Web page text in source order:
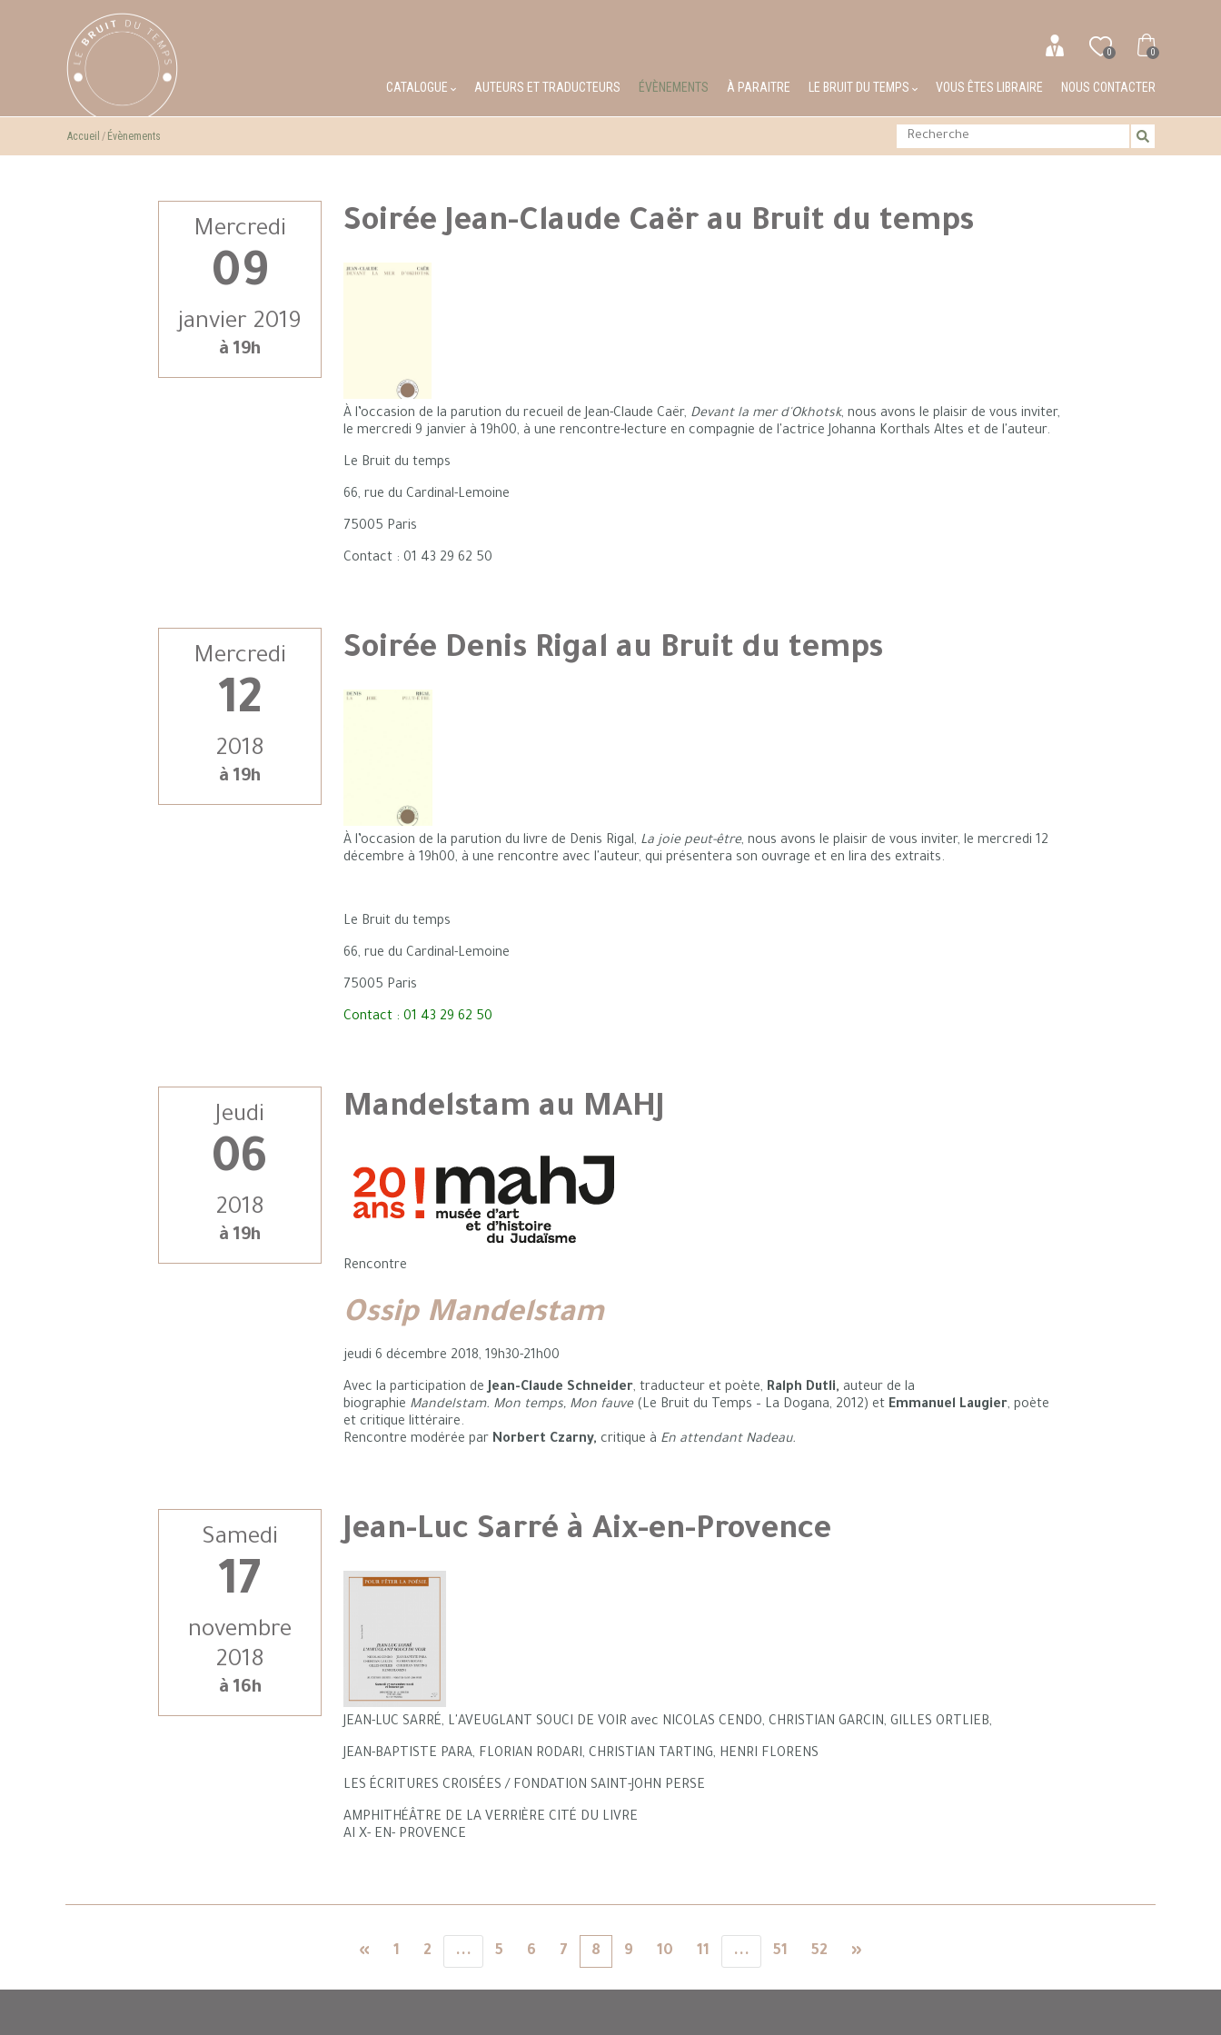
0 0
CATALOGUE AUTEURS ET TRADUCTEURS ÉVÈNEMENTS À PARAITRE LE BRUIT DU TEMPS VOUS ÊTES LIBRAIRE NOUS CONTACTER
Accueil Évènements
Mercredi
09
janvier 2019
à 19h
Soirée Jean-Claude Caër au Bruit du temps
À l’occasion de la parution du recueil de Jean-Claude Caër, Devant la mer d'Okhotsk, nous avons le plaisir de vous inviter,
le mercredi 9 janvier à 19h00, à une rencontre-lecture en compagnie de l'actrice Johanna Korthals Altes et de l'auteur.
Le Bruit du temps
66, rue du Cardinal-Lemoine
75005 Paris
Contact : 01 43 29 62 50
Mercredi
12
2018
à 19h
Soirée Denis Rigal au Bruit du temps
À l’occasion de la parution du livre de Denis Rigal, La joie peut-être, nous avons le plaisir de vous inviter, le mercredi 12
décembre à 19h00, à une rencontre avec l'auteur, qui présentera son ouvrage et en lira des extraits.
Le Bruit du temps
66, rue du Cardinal-Lemoine
75005 Paris
Contact : 01 43 29 62 50
Jeudi
06
2018
à 19h
Mandelstam au MAHJ
Rencontre
Ossip Mandelstam
jeudi 6 décembre 2018, 19h30-21h00
Avec la participation deJean-Claude Schneider, traducteur et poète, Ralph Dutli, auteur de la
biographie Mandelstam. Mon temps, Mon fauve(Le Bruit du Temps – La Dogana, 2012) et Emmanuel Laugier, poète
et critique littéraire.
Rencontre modérée par Norbert Czarny, critique à En attendant Nadeau.
Samedi
17
novembre
2018
à 16h
Jean-Luc Sarré à Aix-en-Provence
JEAN-LUC SARRÉ, L'AVEUGLANT SOUCI DE VOIR avec NICOLAS CENDO, CHRISTIAN GARCIN, GILLES ORTLIEB,
JEAN-BAPTISTE PARA, FLORIAN RODARI, CHRISTIAN TARTING, HENRI FLORENS
LES ÉCRITURES CROISÉES / FONDATION SAINT-JOHN PERSE
AMPHITHÉÂTRE DE LA VERRIÈRE CITÉ DU LIVRE
AI X- EN- PROVENCE
« 1 2 ... 5 6 7 8 9 10 11 ... 51 52 »